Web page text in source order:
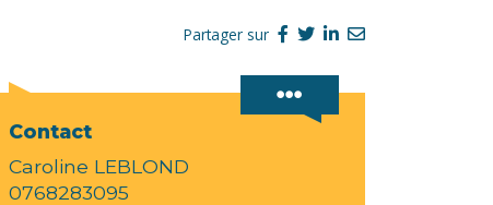
Partager sur
Contact
Caroline LEBLOND
0768283095